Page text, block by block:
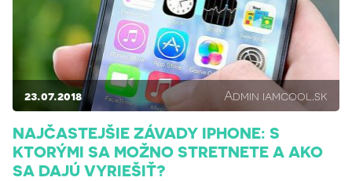
23.07.2018 Admin iamcool.sk
NAJČASTEJŠIE ZÁVADY IPHONE: S
KTORÝMI SA MOŽNO STRETNETE A AKO
SA DAJÚ VYRIEŠIŤ?